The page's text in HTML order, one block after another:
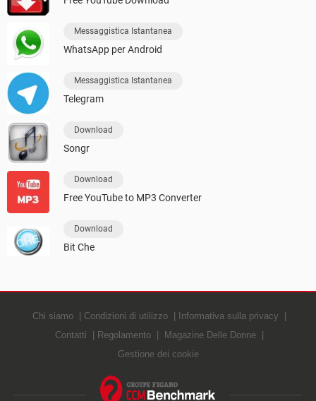
Messaggistica Istantanea
WhatsApp per Android
Messaggistica Istantanea
Telegram
Download
Songr
Download
Free YouTube to MP3 Converter
Download
Bit Che
Chi siamo Condizioni di utilizzo
Informativa sulla privacy
Contatti
Regolamento
Magazine Delle Donne
Gestione dei cookie